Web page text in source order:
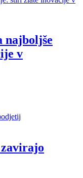
najboljše
v